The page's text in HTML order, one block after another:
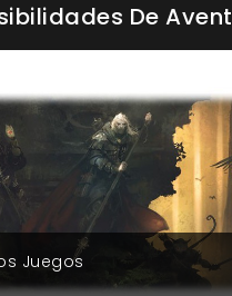
De
Juegos